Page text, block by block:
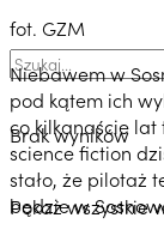
Brak wyników
Pokaż wszystkie
fot. GZM
Niebawem w
pod kątem ich
co kilkanaście
science fiction
stało, że pilotaż
będzie w